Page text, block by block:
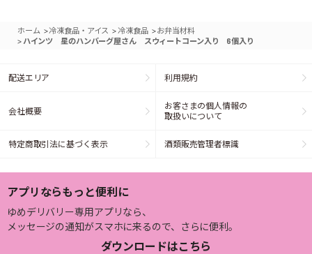
ホーム >冷凍食品・アイス > 冷凍食品 >お弁当材料
> ハインツ 星のハンバーグ屋さん スウィートコーン入り 6個入り
配送エリア 利用規約
会社概要
お客さまの個人情報の
取扱いについて
特定商取引法に基づく表示 酒類販売管理者標識
アプリならもっと便利に
ゆめデリバリー専用アプリなら、
メッセージの通知がスマホに来るので、さらに便利。
ダウンロードはこちら